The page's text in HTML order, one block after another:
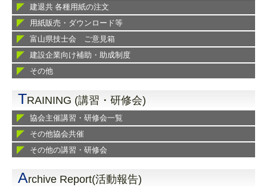
建退共 各種用紙の注文
用紙販売・ダウンロード等
富山県技士会 ご意見箱
建設企業向け補助・助成制度
その他
TRAINING (講習・研修会)
協会主催講習・研修会一覧
その他協会共催
その他の講習・研修会
Archive Report(活動報告)